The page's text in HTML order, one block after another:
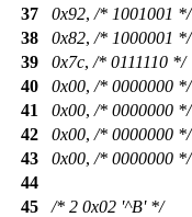
37
0x92, /* 1001001 */
38
0x82, /* 1000001 */
39
0x7c, /* 0111110 */
40
0x00, /* 0000000 */
41
0x00, /* 0000000 */
42
0x00, /* 0000000 */
43
0x00, /* 0000000 */
44
45
/* 2 0x02 '^B' */